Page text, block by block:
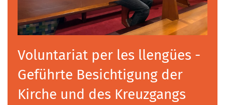
Voluntariat per les llengües -
Geführte Besichtigung der
Kirche und des Kreuzgangs